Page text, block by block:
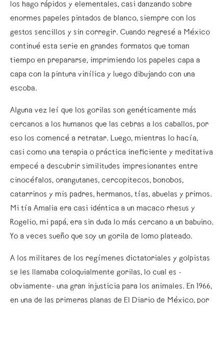
los hago rápidos y elementales, casi danzando sobre
enormes papeles pintados de blanco, siempre con los
gestos sencillos y sin corregir. Cuando regresé a México
continué esta serie en grandes formatos que toman
tiempo en prepararse, imprimiendo los papeles capa a
capa con la pintura vinílica y luego dibujando con una
escoba.
Alguna vez leí que los gorilas son genéticamente más
cercanos a los humanos que las cebras a los caballos, por
eso los comencé a retratar. Luego, mientras lo hacía,
casi como una terapia o práctica ineficiente y meditativa
empecé a descubrir similitudes impresionantes entre
cinocéfalos, orangutanes, cercopitecos, bonobos,
catarrinos y mis padres, hermanos, tías, abuelas y primos.
Mi tía Amalia era casi idéntica a un macaco rhesus y
Rogelio, mi papá, era sin duda lo más cercano a un babuino.
Yo a veces sueño que soy un gorila de lomo plateado.
A los militares de los regímenes dictatoriales y golpistas
se les llamaba coloquialmente gorilas, lo cual es -
obviamente- una gran injusticia para los animales. En 1966,
en una de las primeras planas de El Diario de México, por